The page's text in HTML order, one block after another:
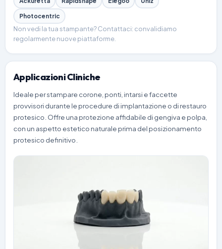
Photocentric
Non vedi la tua stampante? Contattaci: convalidiamo
regolarmente nuove piattaforme.
Applicazioni Cliniche
Ideale per stampare corone, ponti, intarsi e faccette
provvisori durante le procedure di implantazione o di restauro
protesico. Offre una protezione affidabile di gengiva e polpa,
con un aspetto estetico naturale prima del posizionamento
protesico definitivo.